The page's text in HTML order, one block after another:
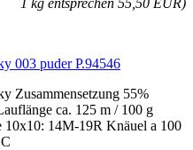
003 puder P.94546
Zusammensetzung 55%
ca. 125 m / 100 g
10x10: 14M-19R Knäuel a 100